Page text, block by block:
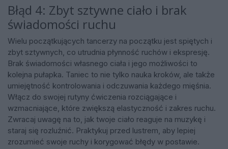
Błąd 4: Zbyt sztywne ciało i brak
świadomości ruchu
Wielu początkujących tancerzy na początku jest spiętych i
zbyt sztywnych, co utrudnia płynność ruchów i ekspresję.
Brak świadomości własnego ciała i jego możliwości to
kolejna pułapka. Taniec to nie tylko nauka kroków, ale także
umiejętność kontrolowania i odczuwania każdego mięśnia.
Włącz do swojej rutyny ćwiczenia rozciągające i
wzmacniające, które zwiększą elastyczność i zakres ruchu.
Zwracaj uwagę na to, jak twoje ciało reaguje na muzykę i
staraj się rozluźnić. Praktykuj przed lustrem, aby lepiej
zrozumieć swoje ruchy i korygować błędy w postawie.